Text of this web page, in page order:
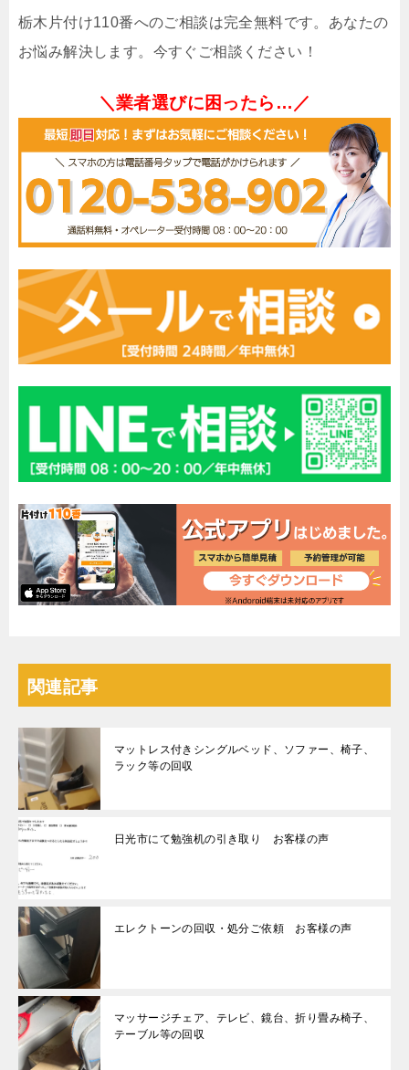
栃木片付け110番へのご相談は完全無料です。あなたの
お悩み解決します。今すぐご相談ください！
＼業者選びに困ったら…／
関連記事
マットレス付きシングルベッド、ソファー、椅子、
ラック等の回収
日光市にて勉強机の引き取り お客様の声
エレクトーンの回収・処分ご依頼 お客様の声
マッサージチェア、テレビ、鏡台、折り畳み椅子、
テーブル等の回収